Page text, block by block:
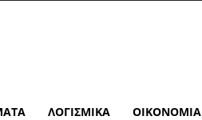
ΛΟΓΙΣΜΙΚΆ ΟΙΚΟΝΟΜΊΑ